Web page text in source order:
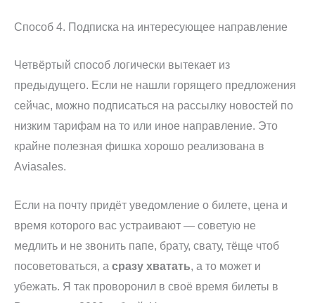
Способ 4. Подписка на интересующее направление
Четвёртый способ логически вытекает из
предыдущего. Если не нашли горящего предложения
сейчас, можно подписаться на рассылку новостей по
низким тарифам на то или иное направление. Это
крайне полезная фишка хорошо реализована в
Aviasales.
Если на почту придёт уведомление о билете, цена и
время которого вас устраивают — советую не
медлить и не звонить папе, брату, свату, тёще чтоб
посоветоваться, а сразу хватать, а то может и
убежать. Я так проворонил в своё время билеты в